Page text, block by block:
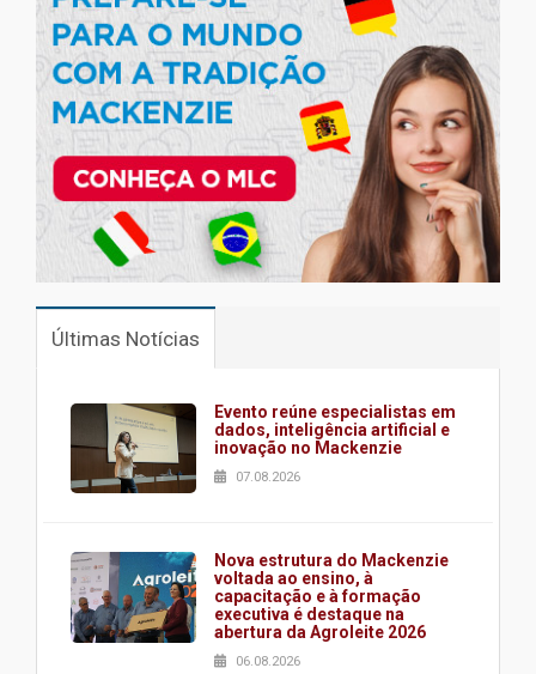
Últimas Notícias
Evento reúne especialistas em
dados, inteligência artificial e
inovação no Mackenzie
07.08.2026
Nova estrutura do Mackenzie
voltada ao ensino, à
capacitação e à formação
executiva é destaque na
abertura da Agroleite 2026
06.08.2026